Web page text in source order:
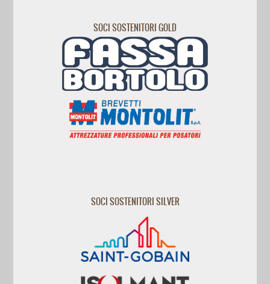
SOCI SOSTENITORI GOLD
SOCI SOSTENITORI SILVER